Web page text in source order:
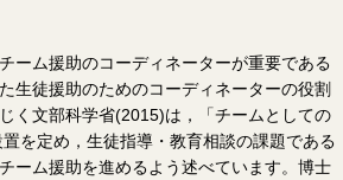
ーム援助のコーディネーターが重要である
生徒援助のためのコーディネーターの役割
く文部科学省(2015)は，「チームとしての
を定め，生徒指導・教育相談の課題である
ーム援助を進めるよう述べています。博士